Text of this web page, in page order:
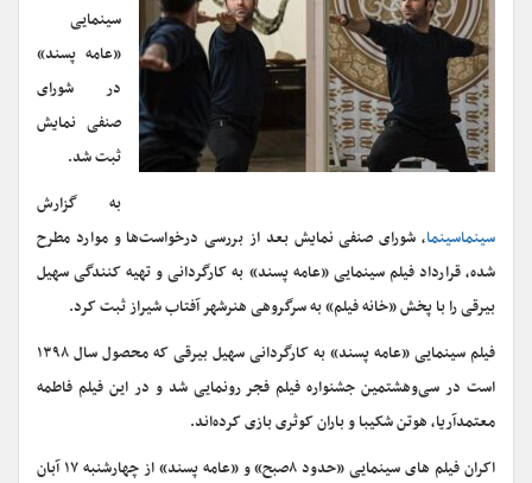
سینمایی
«عامه پسند»
در شورای
صنفی نمایش
ثبت شد.
به گزارش
سینماسینما، شورای صنفی نمایش بعد از بررسی درخواست‌ها و موارد مطرح
شده، قرارداد فیلم سینمایی «عامه پسند» به کارگردانی و تهیه کنندگی سهیل
بیرقی را با پخش «خانه فیلم» به سرگروهی هنرشهر آفتاب شیراز ثبت کرد.
فیلم سینمایی «عامه پسند» به کارگردانی سهیل بیرقی که محصول سال ۱۳۹۸
است در سی‌وهشتمین جشنواره فیلم فجر رونمایی شد و در این فیلم فاطمه
معتمدآریا، هوتن شکیبا و باران کوثری بازی کرده‌اند.
اکران فیلم های سینمایی «حدود ۸صبح» و «عامه پسند» از چهارشنبه ۱۷ آبان